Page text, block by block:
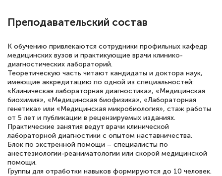
Преподавательский состав
К обучению привлекаются сотрудники профильных кафедр
медицинских вузов и практикующие врачи клинико-
диагностических лабораторий.
Теоретическую часть читают кандидаты и доктора наук,
имеющие аккредитацию по одной из специальностей:
«Клиническая лабораторная диагностика», «Медицинская
биохимия», «Медицинская биофизика», «Лабораторная
генетика» или «Медицинская микробиология», стаж работы
от 5 лет и публикации в рецензируемых изданиях.
Практические занятия ведут врачи клинической
лабораторной диагностики с опытом наставничества.
Блок по экстренной помощи – специалисты по
анестезиологии-реаниматологии или скорой медицинской
помощи.
Группы для отработки навыков формируются до 10 человек.